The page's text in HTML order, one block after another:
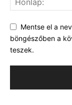
Mentse el a
böngészőben a
teszek.